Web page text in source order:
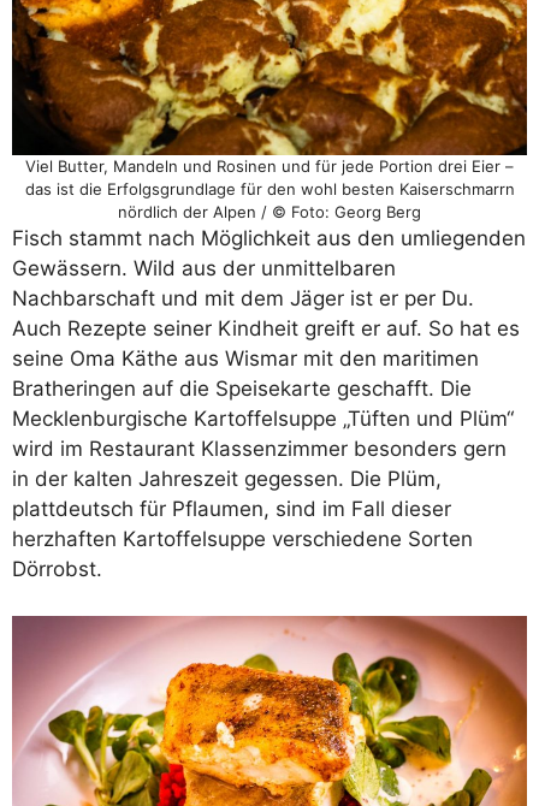
Viel Butter, Mandeln und Rosinen und für jede Portion drei Eier –
das ist die Erfolgsgrundlage für den wohl besten Kaiserschmarrn
nördlich der Alpen / © Foto: Georg Berg
Fisch stammt nach Möglichkeit aus den umliegenden
Gewässern. Wild aus der unmittelbaren
Nachbarschaft und mit dem Jäger ist er per Du.
Auch Rezepte seiner Kindheit greift er auf. So hat es
seine Oma Käthe aus Wismar mit den maritimen
Bratheringen auf die Speisekarte geschafft. Die
Mecklenburgische Kartoffelsuppe „Tüften und Plüm“
wird im Restaurant Klassenzimmer besonders gern
in der kalten Jahreszeit gegessen. Die Plüm,
plattdeutsch für Pflaumen, sind im Fall dieser
herzhaften Kartoffelsuppe verschiedene Sorten
Dörrobst.